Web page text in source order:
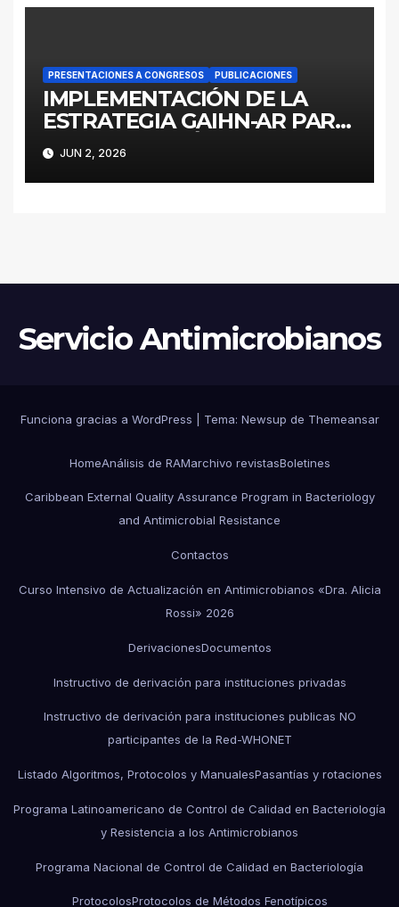
PRESENTACIONES A CONGRESOS PUBLICACIONES
IMPLEMENTACIÓN DE LA
ESTRATEGIA GAIHN-AR PARA
LA CONTENCIÓN DE
ENTEROBACTERALES
PRODUCTORES DE
ARGENTINA
JUN 2, 2026
Servicio Antimicrobianos
Funciona gracias a WordPress Tema: Newsup de Themeansar
HomeAnálisis de RAMarchivo revistasBoletines
Caribbean External Quality Assurance Program in Bacteriology
and Antimicrobial Resistance
Contactos
Curso Intensivo de Actualización en Antimicrobianos «Dra. Alicia
Rossi» 2026
DerivacionesDocumentos
Instructivo de derivación para instituciones privadas
Instructivo de derivación para instituciones publicas NO
participantes de la Red-WHONET
Listado Algoritmos, Protocolos y ManualesPasantías y rotaciones
Programa Latinoamericano de Control de Calidad en Bacteriología
y Resistencia a los Antimicrobianos
Programa Nacional de Control de Calidad en Bacteriología
ProtocolosProtocolos de Métodos Fenotípicos